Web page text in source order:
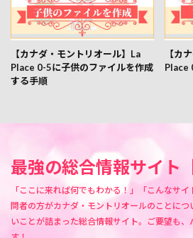
【カナダ・モントリオール】La
Place 0-5に子供のファイルを作成
する手順
【カ
Place
最強の総合情報サイト
「ここに来れば何でもわかる！」「こんなサ
問者の方がカナダ・モントリオールのことに
いことが詰まった総合情報サイト。ご要望も、